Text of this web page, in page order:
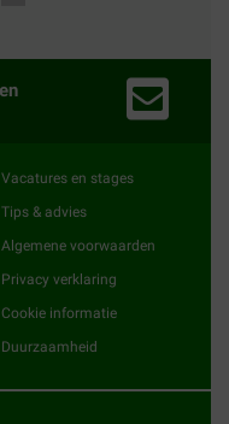
Vacatures en stages
Tips & advies
Algemene voorwaarden
Privacy verklaring
Cookie informatie
Duurzaamheid